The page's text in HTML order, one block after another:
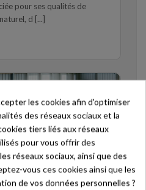
pour ses qualités de
d [...]
les cookies afin d'optimiser
des réseaux sociaux et la
tiers liés aux réseaux
pour vous offrir des
réseaux sociaux, ainsi que des
vous ces cookies ainsi que les
de vos données personnelles ?